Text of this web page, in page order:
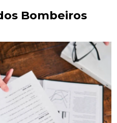
Bombeiros